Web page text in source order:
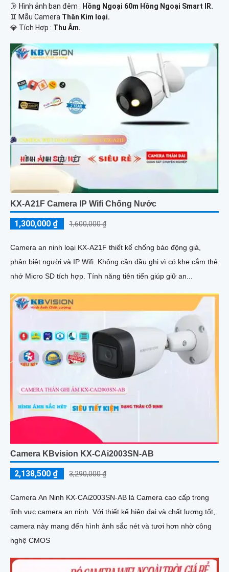
🌛 Hình ảnh ban đêm : Hồng Ngoại 60m Hồng Ngoại Smart IR.
♊ Mẫu Camera Thân Kim loại.
️💎 Tích Hợp : Thu Âm.
KX-A21F Camera IP Wifi Chống Nước
1,300,000 ₫ 1,600,000 ₫
Camera an ninh loại KX-A21F thiết kế chống báo động giả,
phân biệt người và IP Wifi. Không cần đầu ghi vì có khe cắm thẻ
nhớ Micro SD tích hợp. Tính năng tiên tiến giúp giữ an...
Camera KBvision KX-CAi2003SN-AB
2,138,500 ₫ 3,290,000 ₫
Camera An Ninh KX-CAi2003SN-AB là Camera cao cấp trong
lĩnh vực camera an ninh. Với thiết kế hiện đại và chất lượng tốt,
camera này mang đến hình ảnh sắc nét và tươi hơn nhờ công
nghệ CMOS